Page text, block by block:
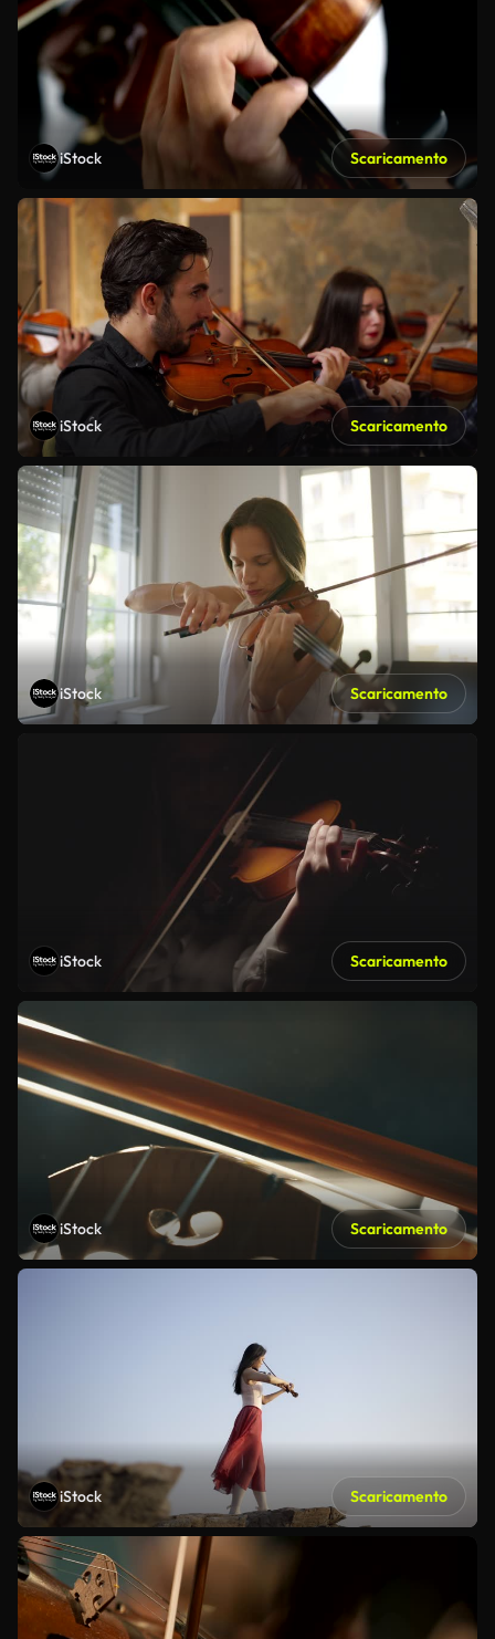
iStock Scaricamento
iStock Scaricamento
iStock Scaricamento
iStock Scaricamento
iStock Scaricamento
iStock Scaricamento